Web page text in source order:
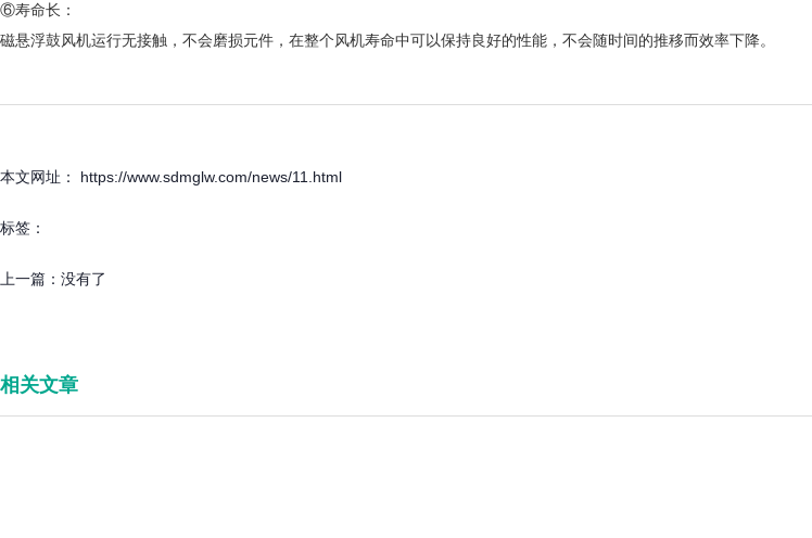
⑥寿命长：
磁悬浮鼓风机运行无接触，不会磨损元件，在整个风机寿命中可以保持良好的性能，不会随时间的推移而效率下降。
本文网址： https://www.sdmglw.com/news/11.html
标签：
上一篇： 没有了
相关文章